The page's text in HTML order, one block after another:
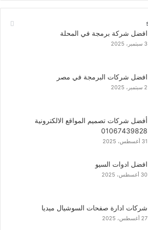
افضل شركة برمجة في المحلة
3 سبتمبر، 2025
افضل شركات البرمجة في مصر
2 سبتمبر، 2025
أفضل شركات تصميم المواقع الالكترونية
01067439828
31 أغسطس، 2025
افضل ادوات السيو
30 أغسطس، 2025
شركات ادارة صفحات السوشيال ميديا
27 أغسطس، 2025